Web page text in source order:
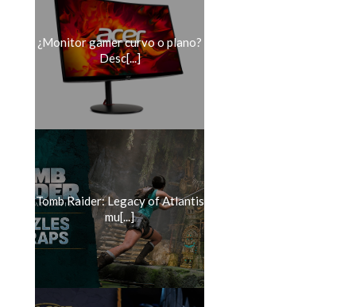
¿Monitor gamer curvo o plano?
Desc[...]
Tomb Raider: Legacy of Atlantis
mu[...]